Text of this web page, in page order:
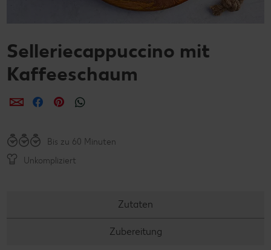
Selleriecappuccino mit
Kaffeeschaum
per E-Mail teilen
per Facebook teilen
per Pinterest teilen
Bis zu 60 Minuten
Unkompliziert
Zutaten
Zubereitung